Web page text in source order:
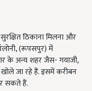
ठिकाना मिलना और
(रूपसपुर) में
के अन्य शहर जैस- गयाजी,
जा रहे हैं. इसमें करीबन
सकते हैं.